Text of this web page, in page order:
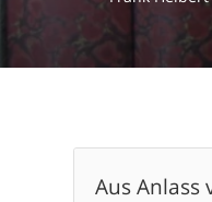
Aus Anlass